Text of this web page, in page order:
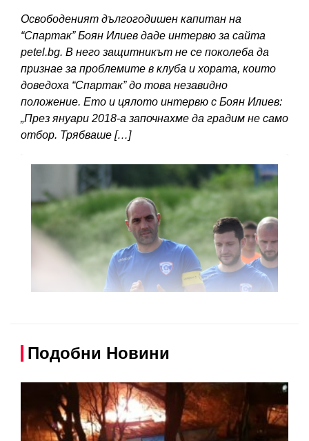
Освободеният дългогодишен капитан на
“Спартак” Боян Илиев даде интервю за сайта
petel.bg. В него защитникът не се поколеба да
признае за проблемите в клуба и хората, които
доведоха “Спартак” до това незавидно
положение. Ето и цялото интервю с Боян Илиев:
„През януари 2018-а започнахме да градим не само
отбор. Трябваше […]
Подобни Новини